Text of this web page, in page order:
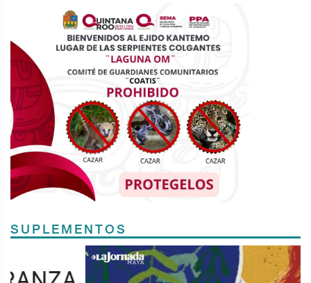
SUPLEMENTOS